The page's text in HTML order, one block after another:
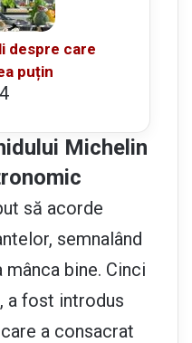
despre care
puțin
Michelin
să acorde
semnalând
bine. Cinci
a fost introdus
a consacrat